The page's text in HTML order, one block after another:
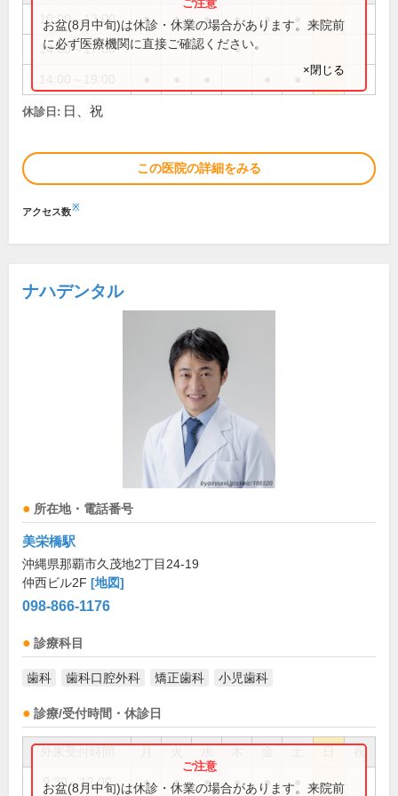
10:00～13:00 ● ● ● ● ●
14:00～17:00 ●
お盆(8月中旬)は休診・休業の場合があります。来院前
に必ず医療機関に直接ご確認ください。
×閉じる
休診日: 日、祝
この医院の詳細をみる
アクセス数※
ナハデンタル
所在地・電話番号
美栄橋駅
沖縄県那覇市久茂地2丁目24-19
仲西ビル2F [地図]
098-866-1176
診療科目
歯科 歯科口腔外科 矯正歯科 小児歯科
診療/受付時間・休診日
祝
9:30～12:00 ● ● ● ● ●
お盆(8月中旬)は休診・休業の場合があります。来院前